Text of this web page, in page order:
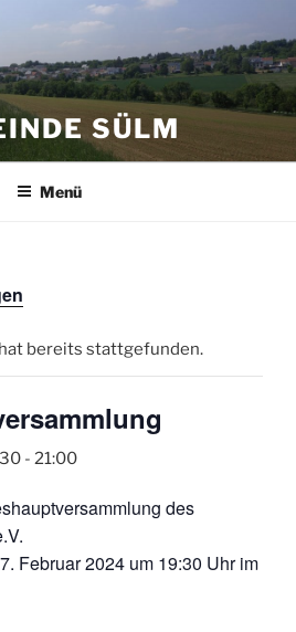
SÜLM
Menü
bereits stattgefunden.
- 21:00
des
Februar 2024 um 19:30 Uhr im